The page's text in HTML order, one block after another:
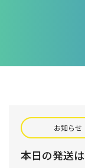
お知らせ
本日の発送